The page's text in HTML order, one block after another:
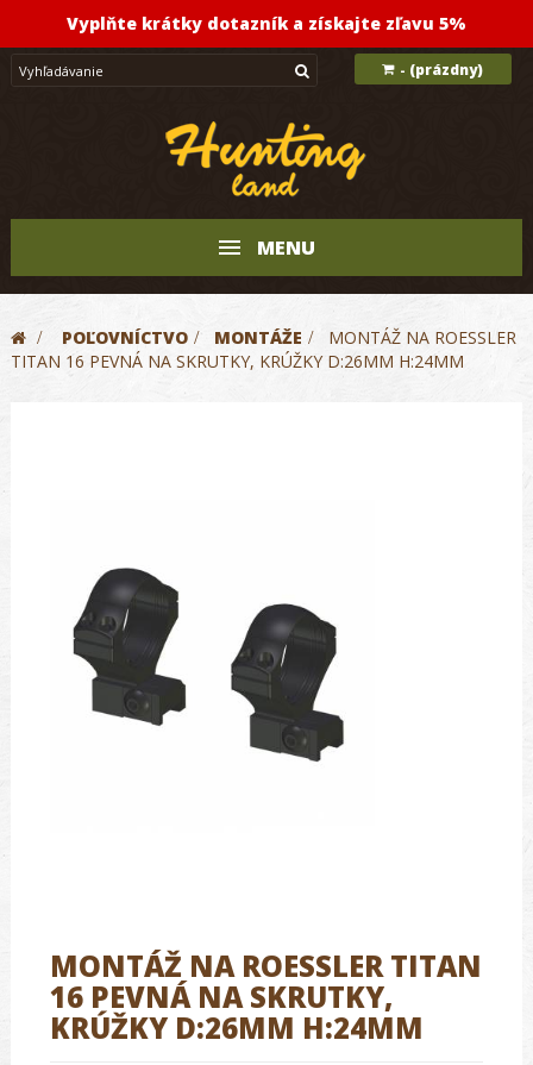
Vyplňte krátky dotazník a získajte zľavu 5%
- (prázdny)
MENU
> POĽOVNÍCTVO > MONTÁŽE >
MONTÁŽ NA ROESSLER
TITAN 16 PEVNÁ NA SKRUTKY, KRÚŽKY D:26MM H:24MM
MONTÁŽ NA ROESSLER TITAN
16 PEVNÁ NA SKRUTKY,
KRÚŽKY D:26MM H:24MM